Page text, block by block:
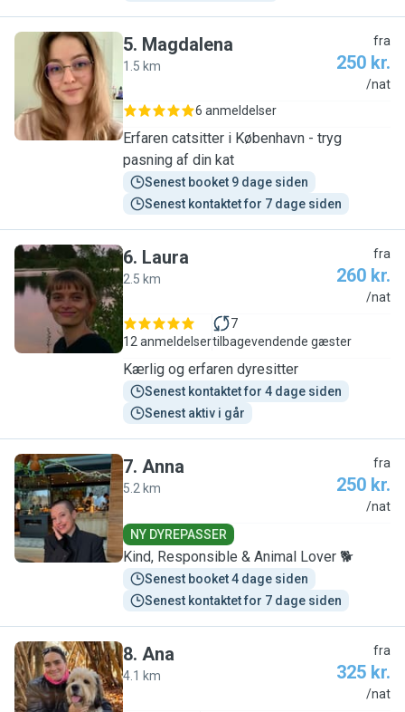
M
5. Magdalena
1.5 km
fra
250 kr.
/nat
6 anmeldelser
Erfaren catsitter i København - tryg
pasning af din kat
Senest booket 9 dage siden
Senest kontaktet for 7 dage siden
L
6. Laura
2.5 km
fra
260 kr.
/nat
12 anmeldelser
7
tilbagevendende gæster
Kærlig og erfaren dyresitter
Senest kontaktet for 4 dage siden
Senest aktiv i går
A
7. Anna
5.2 km
fra
250 kr.
/nat
NY DYREPASSER
Kind, Responsible & Animal Lover 🐕
Senest booket 4 dage siden
Senest kontaktet for 7 dage siden
A
8. Ana
4.1 km
fra
325 kr.
/nat